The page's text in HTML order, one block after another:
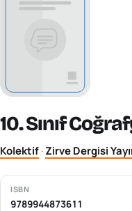
10. Sınıf
Kolektif·Zirve Dergisi
ISBN
9789944873611